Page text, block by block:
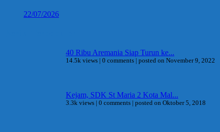
22/07/2026
40 Ribu Aremania Siap Turun ke...
14.5k views | 0 comments | posted on November 9, 2022
Kejam, SDK St Maria 2 Kota Mal...
3.3k views | 0 comments | posted on Oktober 5, 2018